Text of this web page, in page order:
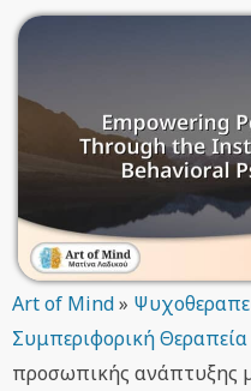
Art of Mind»
Συμπεριφορική Θεραπεία
προσωπικής ανάπτυξης